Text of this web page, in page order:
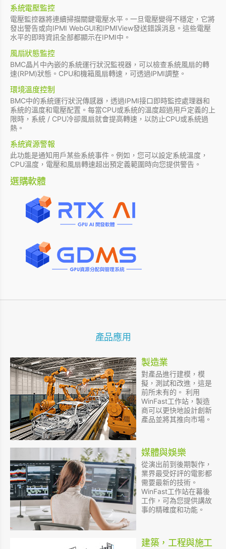
系統電壓監控
電壓監控器將連續掃描關鍵電壓水平。一旦電壓變得不穩定，它將
發出警告或向IPMI WebGUI和IPMIView發送錯誤消息。這些電壓
水平的即時資訊全部都顯示在IPMI中。
風扇狀態監控
BMC晶片中內嵌的系統運行狀況監視器，可以檢查系統風扇的轉
速(RPM)狀態。CPU和機箱風扇轉速，可透過lPMI調整。
環境溫度控制
BMC中的系統運行狀況傳感器，透過IPMI接口即時監控處理器和
系統的溫度和電壓配置。每當CPU或系統的溫度超過用戶定義的上
限時，系統 / CPU冷卻風扇就會提高轉速，以防止CPU或系統過
熱。
系統資源警報
此功能是通知用戶某些系統事件。例如，您可以設定系統溫度，
CPU溫度，電壓和風扇轉速超出預定義範圍時向您提供警告。
選購軟體
產品應用
製造業
對產品進行建模，模
擬，測試和改進，這是
前所未有的。 利用
WinFast工作站，製造
商可以更快地設計創新
產品並將其推向市場。
媒體與娛樂
從演出前到後期製作，
業界最受好評的電影都
需要最新的技術。
WinFast工作站在幕後
工作，可為您提供講故
事的精確度和功能。
建築，工程與施工